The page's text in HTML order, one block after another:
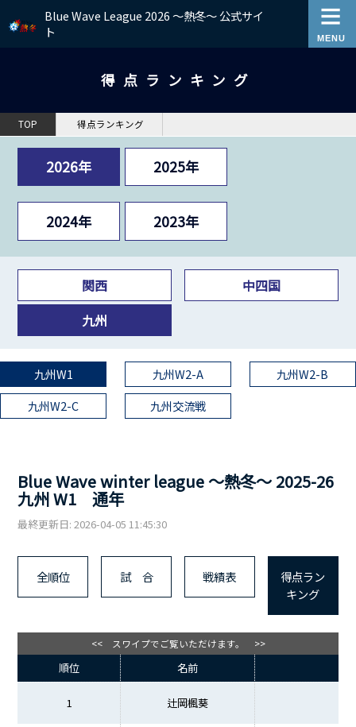
Blue Wave League 2026 ～熱冬～ 公式サイ
ト
得点ランキング
TOP 得点ランキング
2026年 2025年
2024年 2023年
関西
中四国
九州
九州W1 九州W2-A
九州W2-B
九州W2-C
九州交流戦
Blue Wave winter league ～熱冬～ 2025-26
九州 W1 通年
最終更新日: 2026-04-05 11:45:30
全順位 試 合 戦績表
得点ラン
キング
<< スワイプでご覧いただけます。 >>
順位 名前
1 辻岡楓葵